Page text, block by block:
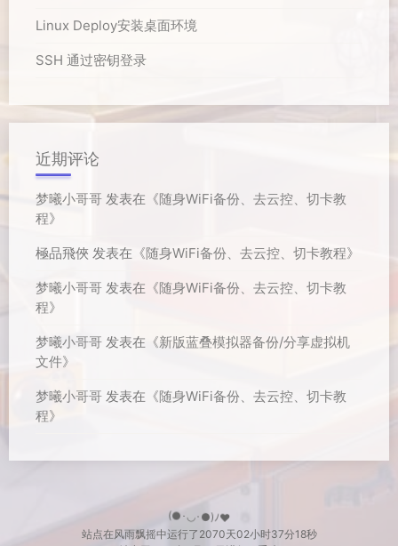
Linux Deploy安装桌面环境
SSH 通过密钥登录
近期评论
梦曦小哥哥 发表在《随身WiFi备份、去云控、切卡教
程》
極品飛俠 发表在《随身WiFi备份、去云控、切卡教程》
梦曦小哥哥 发表在《随身WiFi备份、去云控、切卡教
程》
梦曦小哥哥 发表在《新版蓝叠模拟器备份/分享虚拟机
文件》
梦曦小哥哥 发表在《随身WiFi备份、去云控、切卡教
程》
(●･◡･●)ﾉ♥
站点在风雨飘摇中运行了 2070天02小时37分19秒